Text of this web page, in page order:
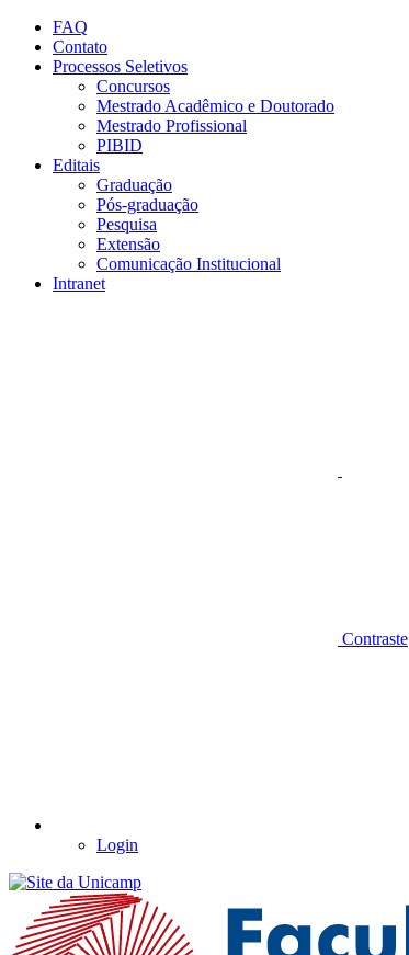
Conteúdo principal
FAQ
Contato
Processos Seletivos
Concursos
Mestrado Acadêmico e Doutorado
Mestrado Profissional
PIBID
Editais
Graduação
Pós-graduação
Pesquisa
Extensão
Comunicação Institucional
Intranet
Contraste
Login